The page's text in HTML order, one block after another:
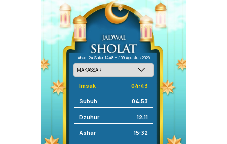
Ahad, 24 Safar 1448 H / 09 Agustus 2026
Imsak 04:43
Subuh 04:53
Dzuhur 12:11
Ashar 15:32